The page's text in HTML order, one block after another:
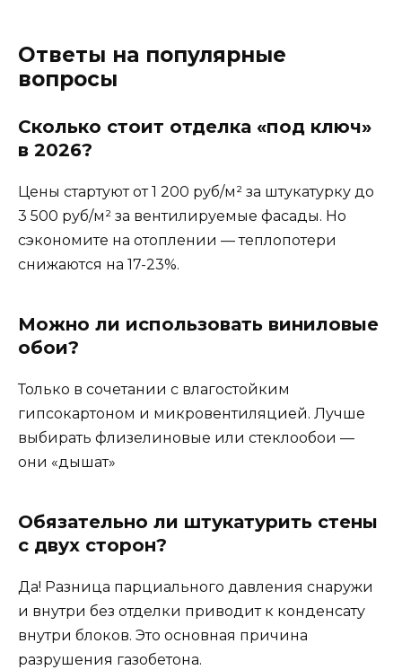
Ответы на популярные
вопросы
Сколько стоит отделка «под ключ»
в 2026?
Цены стартуют от 1 200 руб/м² за штукатурку до
3 500 руб/м² за вентилируемые фасады. Но
сэкономите на отоплении — теплопотери
снижаются на 17-23%.
Можно ли использовать виниловые
обои?
Только в сочетании с влагостойким
гипсокартоном и микровентиляцией. Лучше
выбирать флизелиновые или стеклообои —
они «дышат»
Обязательно ли штукатурить стены
с двух сторон?
Да! Разница парциального давления снаружи
и внутри без отделки приводит к конденсату
внутри блоков. Это основная причина
разрушения газобетона.